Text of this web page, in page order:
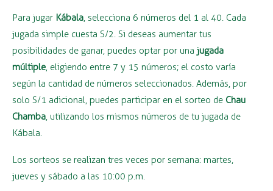
Para jugar Kábala, selecciona 6 números del 1 al 40. Cada
jugada simple cuesta S/2. Si deseas aumentar tus
posibilidades de ganar, puedes optar por una jugada
múltiple, eligiendo entre 7 y 15 números; el costo varía
según la cantidad de números seleccionados. Además, por
solo S/1 adicional, puedes participar en el sorteo de Chau
Chamba, utilizando los mismos números de tu jugada de
Kábala.
Los sorteos se realizan tres veces por semana: martes,
jueves y sábado a las 10:00 p.m.